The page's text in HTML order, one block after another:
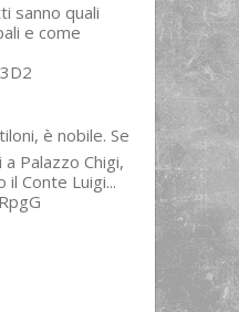
sanno quali
e come
è nobile. Se
Palazzo Chigi,
Conte Luigi...